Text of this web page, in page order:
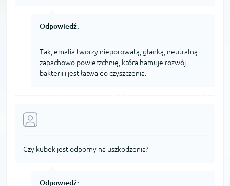
Odpowiedź:
Tak, emalia tworzy nieporowatą, gładką, neutralną
zapachowo powierzchnię, która hamuje rozwój
bakterii i jest łatwa do czyszczenia.
Czy kubek jest odporny na uszkodzenia?
Odpowiedź: